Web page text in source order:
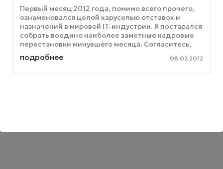
Первый месяц 2012 года, помимо всего прочего,
ознаменовался целой каруселью отставок и
назначений в мировой IT-индустрии. Я постарался
собрать воедино наиболее заметные кадровые
перестановки минувшего месяца. Согласитесь,
впечатляет. Nokia Siemens ...
подробнее 06.02.2012